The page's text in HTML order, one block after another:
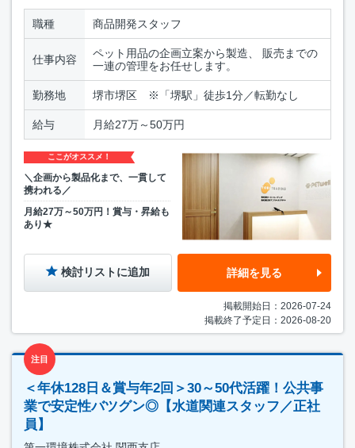
職種 商品開発スタッフ
仕事内容
ペット用品の企画立案から製造、 販売までの
一連の管理をお任せします。
勤務地 堺市堺区 ※「堺駅」徒歩1分／転勤なし
給与 月給27万～50万円
ここがオススメ！
＼企画から製品化まで、一貫して
携われる／
月給27万～50万円！賞与・昇給も
あり★
検討リストに追加 詳細を見る
掲載開始日：2026-07-24
掲載終了予定日：2026-08-20
注目
＜年休128日＆賞与年2回＞30～50代活躍！公共事
業で安定性バツグン◎【水道関連スタッフ／正社
員】